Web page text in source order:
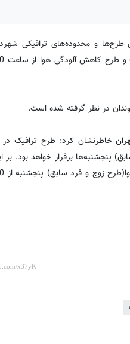
و محدوده‌های ترافیکی
خاطرنشان کرد: طرح ترافیک در
پنجشنبه‌ها برقرار خواهد بود.